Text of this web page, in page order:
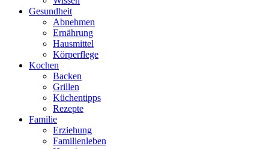
Gesundheit
Abnehmen
Ernährung
Hausmittel
Körperflege
Kochen
Backen
Grillen
Küchentipps
Rezepte
Familie
Erziehung
Familienleben